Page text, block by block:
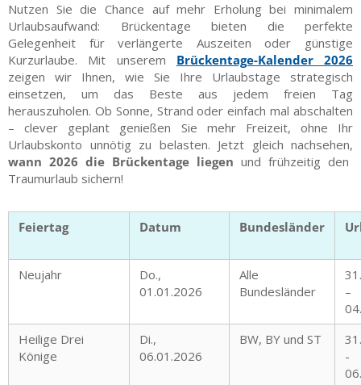
Nutzen Sie die Chance auf mehr Erholung bei minimalem
Urlaubsaufwand: Brückentage bieten die perfekte
Gelegenheit für verlängerte Auszeiten oder günstige
Kurzurlaube. Mit unserem Brückentage-Kalender 2026
zeigen wir Ihnen, wie Sie Ihre Urlaubstage strategisch
einsetzen, um das Beste aus jedem freien Tag
herauszuholen. Ob Sonne, Strand oder einfach mal abschalten
– clever geplant genießen Sie mehr Freizeit, ohne Ihr
Urlaubskonto unnötig zu belasten. Jetzt gleich nachsehen,
wann 2026 die Brückentage liegen und frühzeitig den
Traumurlaub sichern!
Feiertag Datum Bundesländer
Neujahr
Do.,
01.01.2026
Alle
Bundesländer
–
Heilige Drei
Könige
Di.,
06.01.2026
BW, BY und ST
-